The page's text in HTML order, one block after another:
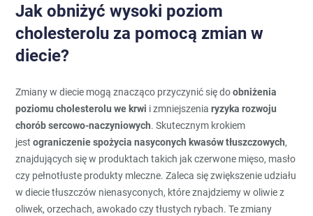
Jak obniżyć wysoki poziom
cholesterolu za pomocą zmian w
diecie?
Zmiany w diecie mogą znacząco przyczynić się doobniżenia
poziomu cholesterolu we krwi i zmniejszeniaryzyka rozwoju
chorób sercowo-naczyniowych. Skutecznym krokiem
jestograniczenie spożycia nasyconych kwasów tłuszczowych,
znajdujących się w produktach takich jak czerwone mięso, masło
czy pełnotłuste produkty mleczne. Zaleca się zwiększenie udziału
w diecie tłuszczów nienasyconych, które znajdziemy w oliwie z
oliwek, orzechach, awokado czy tłustych rybach. Te zmiany